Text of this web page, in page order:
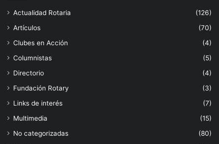
Actualidad Rotaria
(126)
Artículos
(70)
Clubes en Acción
(4)
Columnistas
(5)
Directorio
(4)
Fundación Rotary
(3)
Links de interés
(7)
Multimedia
(15)
No categorizadas
(80)